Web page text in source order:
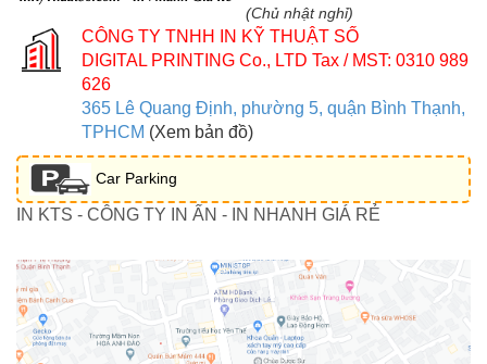
(Chủ nhật nghỉ)
CÔNG TY TNHH IN KỸ THUẬT SỐ
DIGITAL PRINTING Co., LTD Tax / MST: 0310 989
626
365 Lê Quang Định, phường 5, quận Bình Thạnh,
TPHCM (Xem bản đồ)
Car Parking
IN KTS - CÔNG TY IN ẤN - IN NHANH GIÁ RẺ